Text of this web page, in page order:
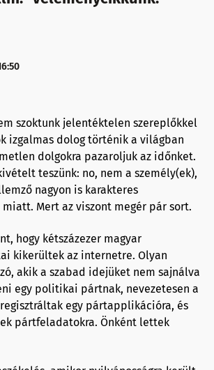
szoktunk jelentéktelen szereplőkkel
izgalmas dolog történik a világban
dolgokra pazaroljuk az időnket.
teszünk: no, nem a személy(ek),
nagyon is karakteres
Mert az viszont megér pár sort.
hogy kétszázezer magyar
kikerültek az internetre. Olyan
akik a szabad idejüket nem sajnálva
egy politikai pártnak, nevezetesen a
egy pártapplikációra, és
pártfeladatokra. Önként lettek